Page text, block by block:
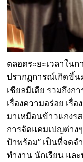
ตลอดระยะเวลาใน
ปรากฏการณ์เกิดขึ้น
เชียลมีเดีย รวมถึงก
เรื่องความอร่อย เรื่
มาเหมือนข้าวแกงร
การจัดแคมเปญต่าง
ป้าพร้อม” เป็นที่จด
ทำงาน นักเรียน แล